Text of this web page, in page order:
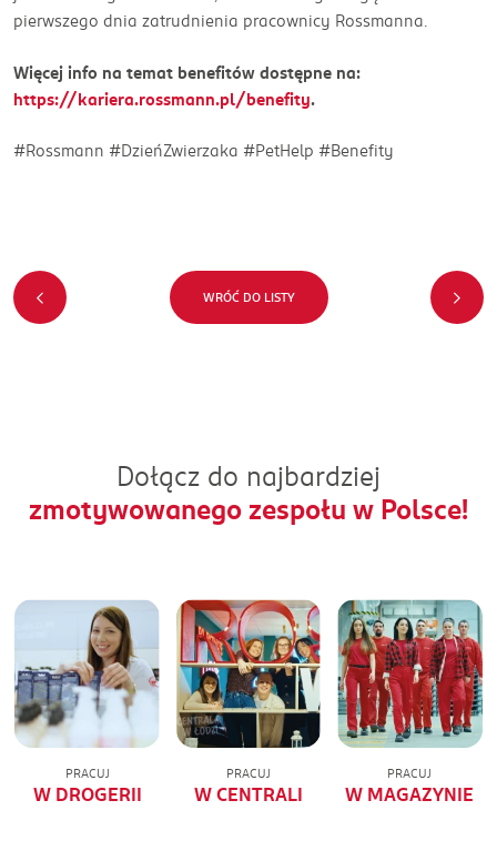
pierwszego dnia zatrudnienia pracownicy Rossmanna.
Więcej info na temat benefitów dostępne na:
https://kariera.rossmann.pl/benefity.
#Rossmann #DzieńZwierzaka #PetHelp #Benefity
WRÓĆ DO LISTY
Dołącz do najbardziej
zmotywowanego zespołu w Polsce!
PRACUJ
W DROGERII
PRACUJ
W CENTRALI
PRACUJ
W MAGAZYNIE